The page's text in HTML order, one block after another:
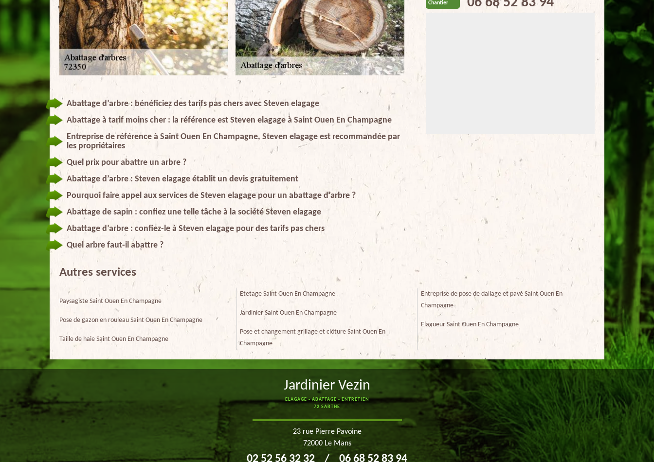
Abattage d’arbre : bénéficiez des tarifs pas chers avec Steven elagage
Abattage à tarif moins cher : la référence est Steven elagage à Saint Ouen En Champagne
Entreprise de référence à Saint Ouen En Champagne, Steven elagage est recommandée par
les propriétaires
Quel prix pour abattre un arbre ?
Abattage d’arbre : Steven elagage établit un devis gratuitement
Pourquoi faire appel aux services de Steven elagage pour un abattage d’arbre ?
Abattage de sapin : confiez une telle tâche à la société Steven elagage
Abattage d’arbre : confiez-le à Steven elagage pour des tarifs pas chers
Quel arbre faut-il abattre ?
Chantier
Autres services
Paysagiste Saint Ouen En Champagne
Pose de gazon en rouleau Saint Ouen En Champagne
Taille de haie Saint Ouen En Champagne
Etetage Saint Ouen En Champagne
Jardinier Saint Ouen En Champagne
Pose et changement grillage et clôture Saint Ouen En
Champagne
Entreprise de pose de dallage et pavé Saint Ouen En
Champagne
Elagueur Saint Ouen En Champagne
Jardinier Vezin
ELAGAGE - ABATTAGE - ENTRETIEN
72 SARTHE
23 rue Pierre Pavoine
72000 Le Mans
02 52 56 32 32 / 06 68 52 83 94